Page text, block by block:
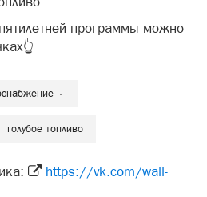
программы можно
голубое топливо
https://vk.com/wall-